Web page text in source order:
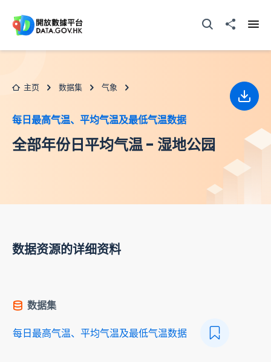
打开搜寻器分享至
主页 数据集 气象
每日最高气温、平均气温及最低气温数据
全部年份日平均气温 - 湿地公园
下载
数据资源的详细资料
数据集
每日最高气温、平均气温及最低气温数据